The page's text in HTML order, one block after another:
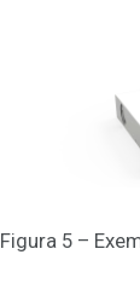
Figura 5 –